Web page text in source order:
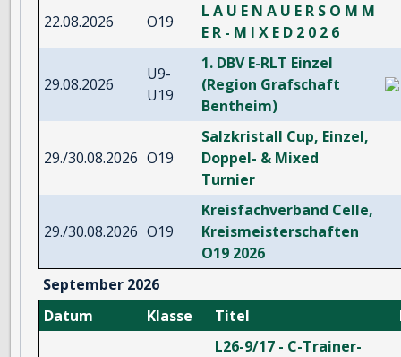
22.08.2026 O19
L A U E N A U E R S O M M
E R - M I X E D 2 0 2 6
29.08.2026
U9-
U19
1. DBV E-RLT Einzel
(Region Grafschaft
Bentheim)
29./30.08.2026 O19
Salzkristall Cup, Einzel,
Doppel- & Mixed
Turnier
29./30.08.2026 O19
Kreisfachverband Celle,
Kreismeisterschaften
O19 2026
September 2026
Datum
Klasse Titel
L26-9/17 - C-Trainer-